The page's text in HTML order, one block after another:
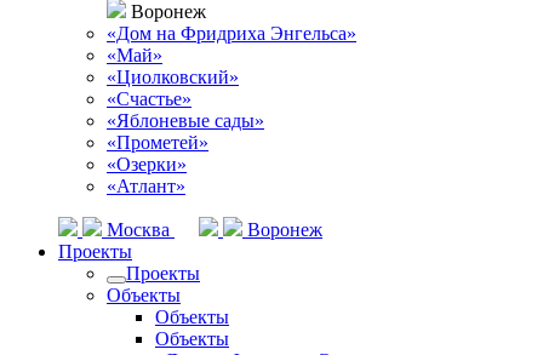
Воронеж
«Дом на Фридриха Энгельса»
«Май»
«Циолковский»
«Счастье»
«Яблоневые сады»
«Прометей»
«Озерки»
«Атлант»
Москва
Воронеж
Проекты
Проекты
Объекты
Объекты
Объекты